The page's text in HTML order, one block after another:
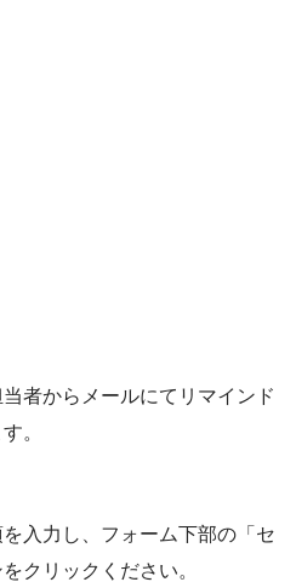
者からメールにてリマインド
。
入力し、フォーム下部の「セ
クリックください。